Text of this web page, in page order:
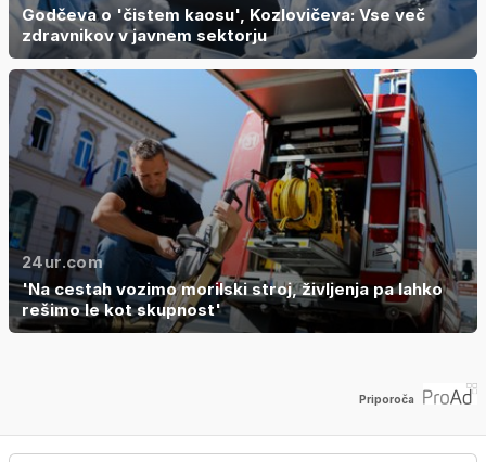
Godčeva o 'čistem kaosu', Kozlovičeva: Vse več
zdravnikov v javnem sektorju
24ur.com
'Na cestah vozimo morilski stroj, življenja pa lahko
rešimo le kot skupnost'
Priporoča